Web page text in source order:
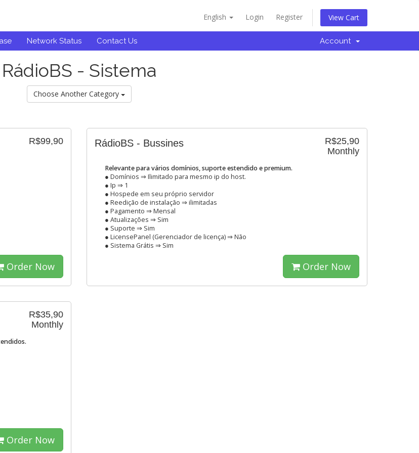
English Login Register View Cart
Network Status Contact Us Account
RádioBS - Sistema
Choose Another Category
R$99,90
Order Now
R$25,90
Monthly
RádioBS - Bussines
Relevante para vários domínios, suporte estendido e premium.
● Domínios ⇒ Ilimitado para mesmo ip do host.
● Ip ⇒ 1
● Hospede em seu próprio servidor
● Reedição de instalação ⇒ ilimitadas
● Pagamento ⇒ Mensal
● Atualizações ⇒ Sim
● Suporte ⇒ Sim
● LicensePanel (Gerenciador de licença) ⇒ Não
● Sistema Grátis ⇒ Sim
Order Now
R$35,90
Monthly
Order Now